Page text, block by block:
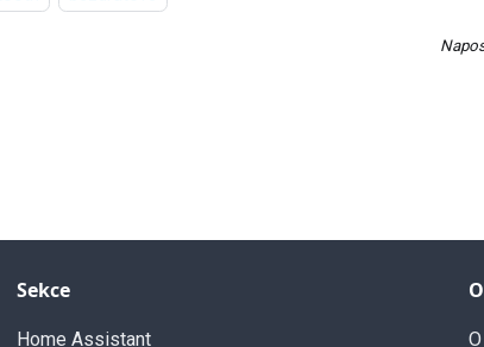
Sekce
Home Assistant